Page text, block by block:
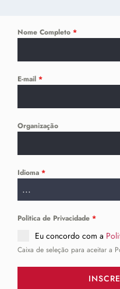
Nome Completo *
E-mail *
Organização
Idioma *
...
Politica de Privacidade *
Eu concordo com a
Caixa de seleção para aceitar a